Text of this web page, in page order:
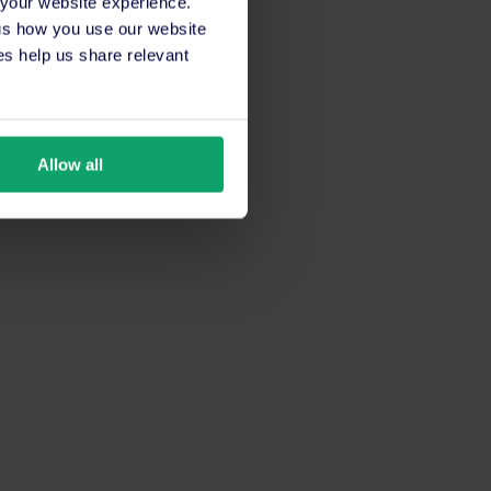
how you use our website
help us share relevant
Allow all